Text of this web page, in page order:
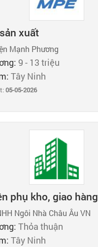
xuất
Mạnh Phương
9 - 13 triệu
Tây Ninh
05-05-2026
phụ kho, giao hàng
Ngôi Nhà Châu Âu VN
Thỏa thuận
Tây Ninh